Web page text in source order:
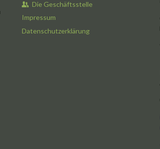
Die Geschäftsstelle
Impressum
Datenschutzerklärung